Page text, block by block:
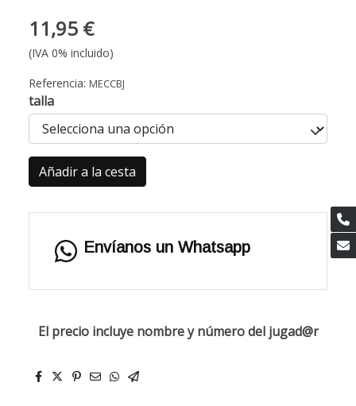
11,95 €
(IVA 0% incluido)
Referencia: MECCBJ
talla
Añadir a la cesta
Envíanos un Whatsapp
El precio incluye nombre y número del jugad@r